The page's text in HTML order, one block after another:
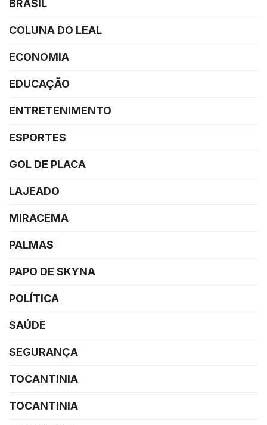
BRASIL
COLUNA DO LEAL
ECONOMIA
EDUCAÇÃO
ENTRETENIMENTO
ESPORTES
GOL DE PLACA
LAJEADO
MIRACEMA
PALMAS
PAPO DE SKYNA
POLÍTICA
SAÚDE
SEGURANÇA
TOCANTINIA
TOCANTINIA